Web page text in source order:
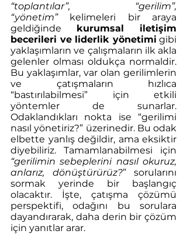
“toplantılar”, “gerilim”,
“yönetim” kelimeleri bir araya
geldiğinde kurumsal iletişim
becerileri ve liderlik yönetimi gibi
yaklaşımların ve çalışmaların ilk akla
gelenler olması oldukça normaldir.
Bu yaklaşımlar, var olan gerilimlerin
ve çatışmaların hızlıca
“bastırılabilmesi” için etkili
yöntemler de sunarlar.
Odaklandıkları nokta ise “gerilimi
nasıl yönetiriz?” üzerinedir. Bu odak
elbette yanlış değildir, ama eksiktir
“gerilimin sebeplerini nasıl okuruz,
anlarız, dönüştürürüz?” sorularını
sormak yerinde bir başlangıç
olacaktır. İşte, çatışma çözümü
perspektifi, odağını bu sorulara
dayandırarak, daha derin bir çözüm
için yanıtlar arar.